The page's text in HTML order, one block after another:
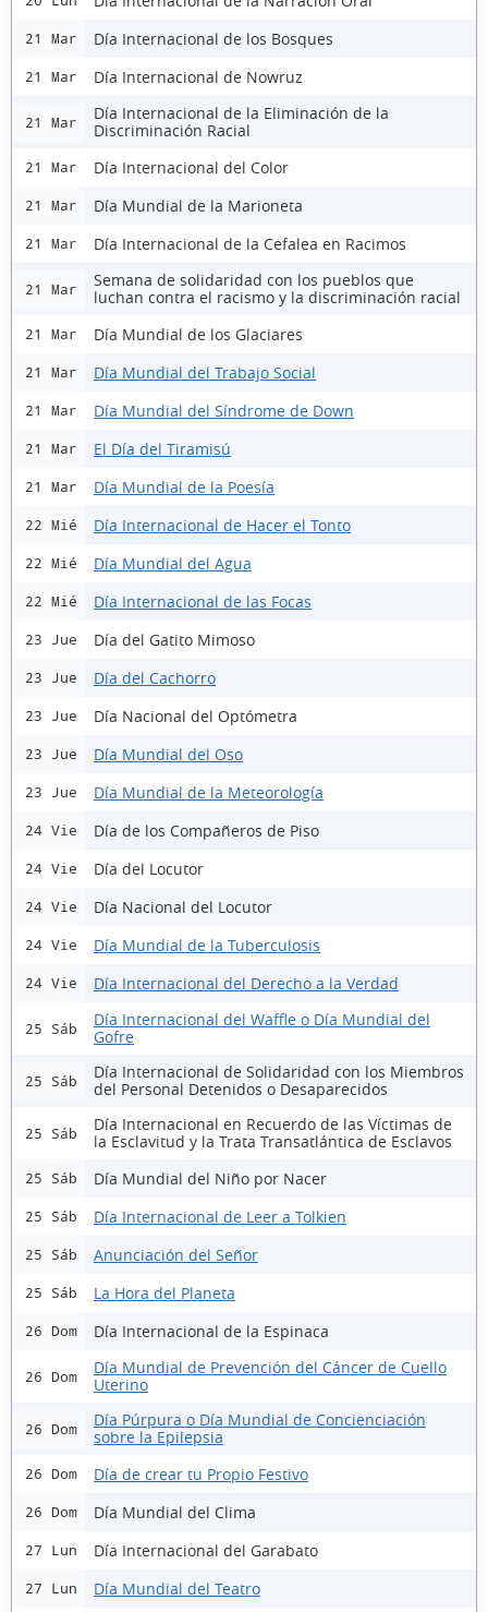
21 Mar Día Internacional de los Bosques
21 Mar Día Internacional de Nowruz
21 Mar
Día Internacional de la Eliminación de la
Discriminación Racial
21 Mar Día Internacional del Color
21 Mar Día Mundial de la Marioneta
21 Mar Día Internacional de la Cefalea en Racimos
21 Mar
Semana de solidaridad con los pueblos que
luchan contra el racismo y la discriminación racial
21 Mar Día Mundial de los Glaciares
21 Mar Día Mundial del Trabajo Social
21 Mar Día Mundial del Síndrome de Down
21 Mar El Día del Tiramisú
21 Mar Día Mundial de la Poesía
22 Mié Día Internacional de Hacer el Tonto
22 Mié Día Mundial del Agua
22 Mié Día Internacional de las Focas
23 Jue Día del Gatito Mimoso
23 Jue Día del Cachorro
23 Jue Día Nacional del Optómetra
23 Jue Día Mundial del Oso
23 Jue Día Mundial de la Meteorología
24 Vie Día de los Compañeros de Piso
24 Vie Día del Locutor
24 Vie Día Nacional del Locutor
24 Vie Día Mundial de la Tuberculosis
24 Vie Día Internacional del Derecho a la Verdad
25 Sáb
Día Internacional del Waffle o Día Mundial del
Gofre
25 Sáb
Día Internacional de Solidaridad con los Miembros
del Personal Detenidos o Desaparecidos
25 Sáb
Día Internacional en Recuerdo de las Víctimas de
la Esclavitud y la Trata Transatlántica de Esclavos
25 Sáb Día Mundial del Niño por Nacer
25 Sáb Día Internacional de Leer a Tolkien
25 Sáb Anunciación del Señor
25 Sáb La Hora del Planeta
26 Dom Día Internacional de la Espinaca
26 Dom
Día Mundial de Prevención del Cáncer de Cuello
Uterino
26 Dom
Día Púrpura o Día Mundial de Concienciación
sobre la Epilepsia
26 Dom Día de crear tu Propio Festivo
26 Dom Día Mundial del Clima
27 Lun Día Internacional del Garabato
27 Lun Día Mundial del Teatro